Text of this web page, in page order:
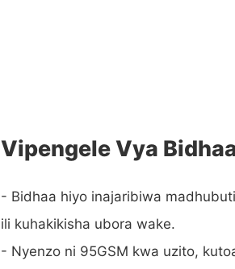
Vipengele Vya
- Bidhaa hiyo inajaribiwa
ili kuhakikisha ubora wake.
- Nyenzo ni 95GSM kwa uzito,